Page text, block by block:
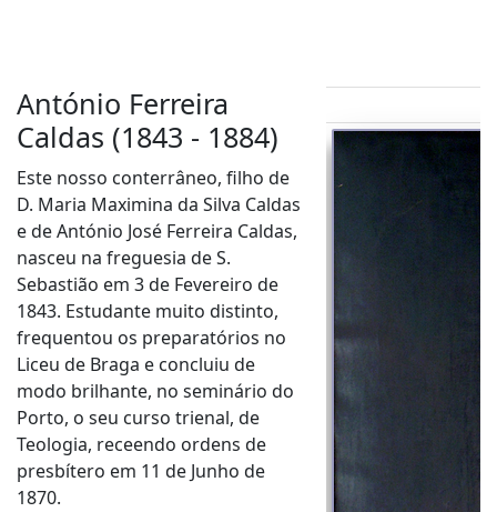
António Ferreira
Caldas (1843 - 1884)
Este nosso conterrâneo, filho de
D. Maria Maximina da Silva Caldas
e de António José Ferreira Caldas,
nasceu na freguesia de S.
Sebastião em 3 de Fevereiro de
1843. Estudante muito distinto,
frequentou os preparatórios no
Liceu de Braga e concluiu de
modo brilhante, no seminário do
Porto, o seu curso trienal, de
Teologia, receendo ordens de
presbítero em 11 de Junho de
1870.